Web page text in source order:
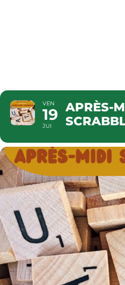
VEN
19
JUI
APRÈS-